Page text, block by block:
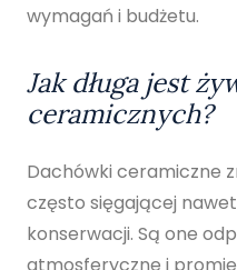
wymagań i budżetu.
Jak długa jest
ceramicznych?
Dachówki ceramiczne
często sięgającej
konserwacji. Są one